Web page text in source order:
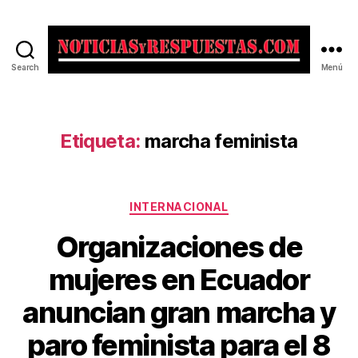
Search Menú
Etiqueta: marcha feminista
Categorías
INTERNACIONAL
Organizaciones de
mujeres en Ecuador
anuncian gran marcha y
paro feminista para el 8